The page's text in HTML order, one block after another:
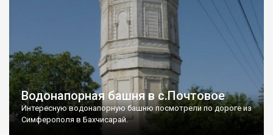
Водонапорная башня в с.Почтовое
Интересную водонапорную башню посмотрели по дороге из
Симферополя в Бахчисарай.